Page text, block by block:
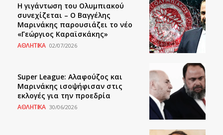
Η γιγάντωση του Ολυμπιακού
συνεχίζεται – Ο Βαγγέλης
Μαρινάκης παρουσιάζει το νέο
«Γεώργιος Καραϊσκάκης»
ΑΘΛΗΤΙΚΑ 02/07/2026
Super League: Αλαφούζος και
Μαρινάκης ισοψήφισαν στις
εκλογές για την προεδρία
ΑΘΛΗΤΙΚΑ 30/06/2026